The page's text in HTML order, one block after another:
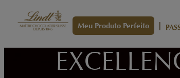
Meu Produto Perfeito |